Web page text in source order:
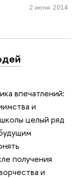
2 июня 2014
впечатлений:
и
целый ряд
получения
и